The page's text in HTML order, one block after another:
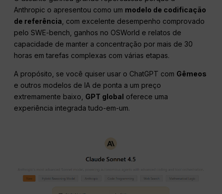
Anthropic o apresentou como um modelo de codificação
de referência , com excelente desempenho comprovado
pelo SWE-bench, ganhos no OSWorld e relatos de
capacidade de manter a concentração por mais de 30
horas em tarefas complexas com várias etapas.
A propósito, se você quiser usar o ChatGPT com Gêmeos
e outros modelos de IA de ponta a um preço
extremamente baixo, GPT global oferece uma
experiência integrada tudo-em-um.